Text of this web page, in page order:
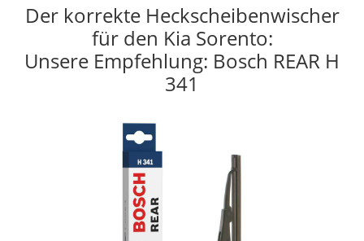
Der korrekte Heckscheibenwischer
für den Kia Sorento:
Unsere Empfehlung: Bosch REAR H
341